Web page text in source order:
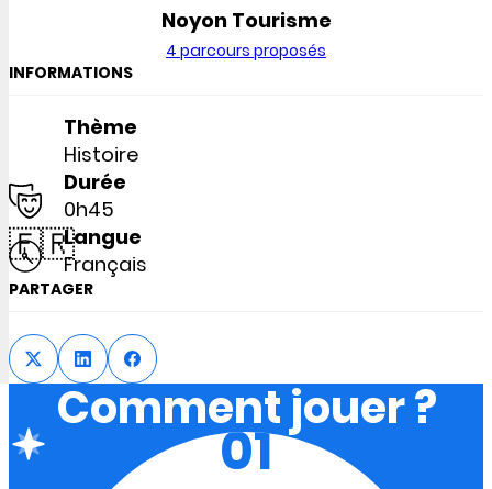
Noyon Tourisme
4 parcours proposés
INFORMATIONS
Thème
Histoire
Durée
0h45
🇫🇷Langue
Français
PARTAGER
Comment jouer ?
01